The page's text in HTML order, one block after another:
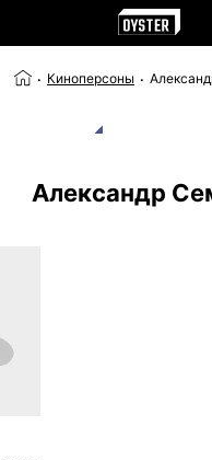
Киноперсоны
Александр